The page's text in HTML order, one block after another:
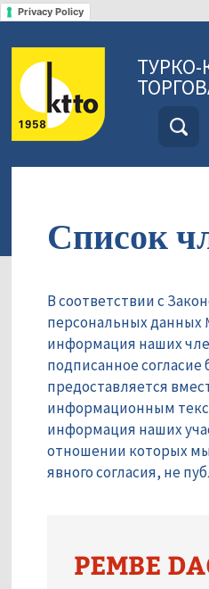
Privacy Policy
ТУРКО-
Список
В соответствии с
персональных данных
информация наших
подписанное
предоставляется
информационным
информация наших
отношении которых
явного согласия, не
PEMBE